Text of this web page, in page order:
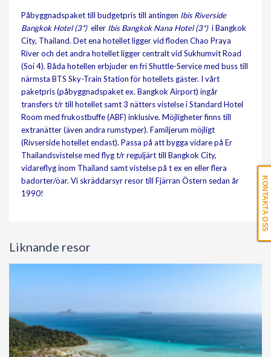
Påbyggnadspaket till budgetpris till antingen Ibis Riverside
Bangkok Hotel (3*) eller Ibis Bangkok Nana Hotel (3*)i Bangkok
City, Thailand. Det ena hotellet ligger vid floden Chao Praya
River och det andra hotellet ligger centralt vid Sukhumvit Road
(Soi 4). Båda hotellen erbjuder en fri Shuttle-Service med buss till
närmsta BTS Sky-Train Station för hotellets gäster. I vårt
paketpris (påbyggnadspaket ex. Bangkok Airport) ingår
transfers t/r till hotellet samt 3 nätters vistelse i Standard Hotel
Room med frukostbuffe (ABF) inklusive. Möjligheter finns till
extranätter (även andra rumstyper). Familjerum möjligt
(Rivserside hotellet endast). Passa på att bygga vidare på Er
Thailandsvistelse med flyg t/r reguljärt till Bangkok City,
vidareflyg inom Thailand samt vistelse på t ex en eller flera
badorter/öar. Vi skräddarsyr resor till Fjärran Östern sedan år
1990!
Liknande resor
KONTAKTA OSS